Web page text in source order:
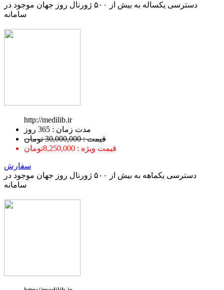
دسترسی یکساله به بیش از ۵۰۰ ژورنال روز جهان موجود در
سامانه
http://medilib.ir
ﻣﺪﺕ ﺯﻣﺎﻥ : 365 ﺭﻭﺯ
قیمت : 30,000,000 تومان
قیمت ویژه : 8,250,000تومان
سفارش
دسترسی یکماهه به بیش از ۵۰۰ ژورنال روز جهان موجود در
سامانه